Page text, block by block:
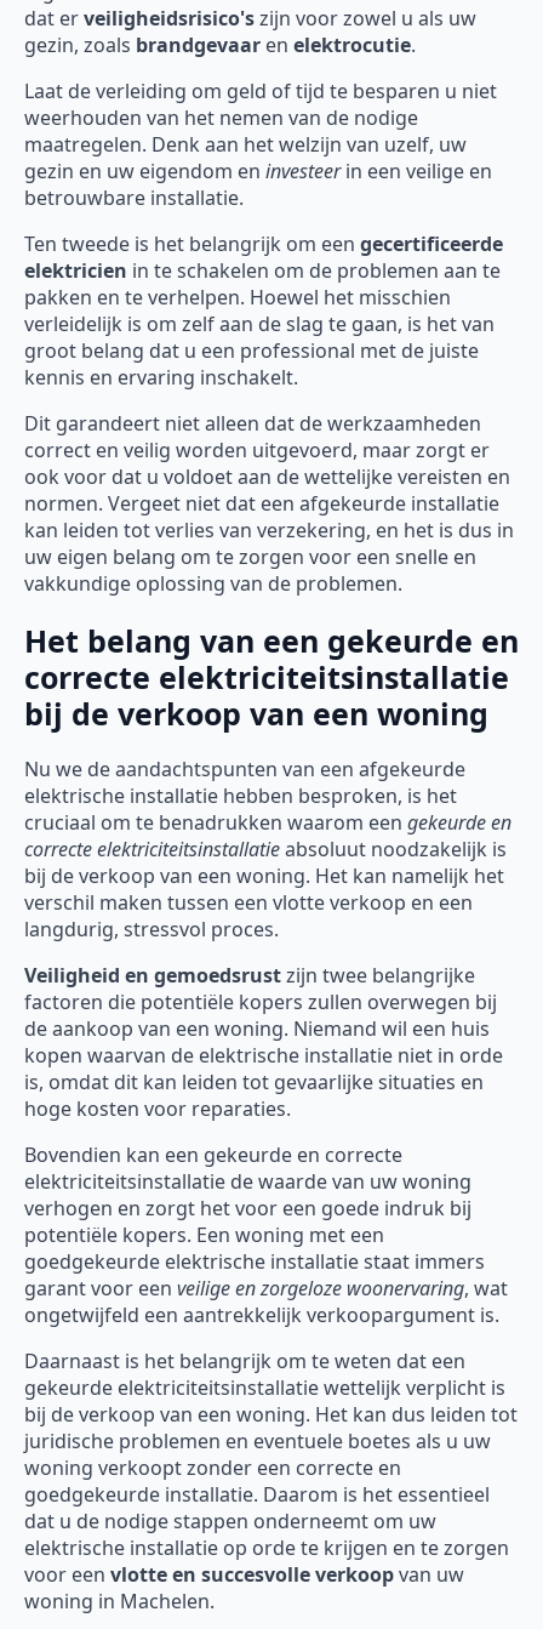
dat erveiligheidsrisico'szijn voor zowel u als uw
gezin, zoals brandgevaar en elektrocutie.
Laat de verleiding om geld of tijd te besparen u niet
weerhouden van het nemen van de nodige
maatregelen. Denk aan het welzijn van uzelf, uw
gezin en uw eigendom en investeerin een veilige en
betrouwbare installatie.
Ten tweede is het belangrijk om een gecertificeerde
elektricien in te schakelen om de problemen aan te
pakken en te verhelpen. Hoewel het misschien
verleidelijk is om zelf aan de slag te gaan, is het van
groot belang dat u een professional met de juiste
kennis en ervaring inschakelt.
Dit garandeert niet alleen dat de werkzaamheden
correct en veilig worden uitgevoerd, maar zorgt er
ook voor dat u voldoet aan de wettelijke vereisten en
normen. Vergeet niet dat een afgekeurde installatie
kan leiden tot verlies van verzekering, en het is dus in
uw eigen belang om te zorgen voor een snelle en
vakkundige oplossing van de problemen.
Het belang van een gekeurde en
correcte elektriciteitsinstallatie
bij de verkoop van een woning
Nu we de aandachtspunten van een afgekeurde
elektrische installatie hebben besproken, is het
cruciaal om te benadrukken waarom een gekeurde en
correcte elektriciteitsinstallatieabsoluut noodzakelijk is
bij de verkoop van een woning. Het kan namelijk het
verschil maken tussen een vlotte verkoop en een
langdurig, stressvol proces.
Veiligheid en gemoedsrustzijn twee belangrijke
factoren die potentiële kopers zullen overwegen bij
de aankoop van een woning. Niemand wil een huis
kopen waarvan de elektrische installatie niet in orde
is, omdat dit kan leiden tot gevaarlijke situaties en
hoge kosten voor reparaties.
Bovendien kan een gekeurde en correcte
elektriciteitsinstallatie de waarde van uw woning
verhogen en zorgt het voor een goede indruk bij
potentiële kopers. Een woning met een
goedgekeurde elektrische installatie staat immers
garant voor een veilige en zorgeloze woonervaring, wat
ongetwijfeld een aantrekkelijk verkoopargument is.
Daarnaast is het belangrijk om te weten dat een
gekeurde elektriciteitsinstallatie wettelijk verplicht is
bij de verkoop van een woning. Het kan dus leiden tot
juridische problemen en eventuele boetes als u uw
woning verkoopt zonder een correcte en
goedgekeurde installatie. Daarom is het essentieel
dat u de nodige stappen onderneemt om uw
elektrische installatie op orde te krijgen en te zorgen
voor een vlotte en succesvolle verkoopvan uw
woning in Machelen.